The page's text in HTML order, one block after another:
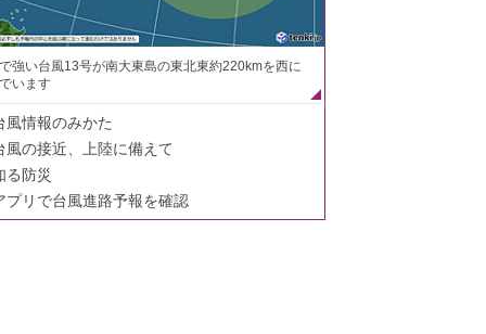
強い台風13号が南大東島の東北東約220kmを西に
います
風情報のみかた
風の接近、上陸に備えて
る防災
プリで台風進路予報を確認